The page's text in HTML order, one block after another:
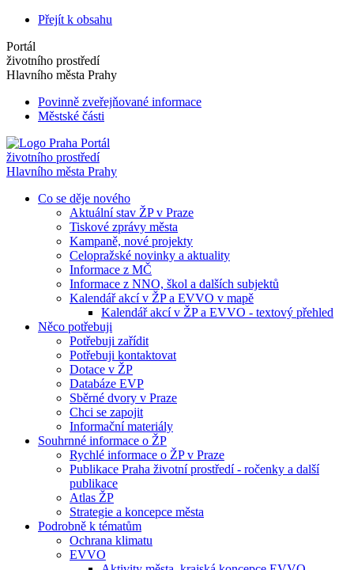
Přejít k obsahu
Portál
životního prostředí
Hlavního města Prahy
Povinně zveřejňované informace
Městské části
Portál
životního prostředí
Hlavního města Prahy
Co se děje nového
Aktuální stav ŽP v Praze
Tiskové zprávy města
Kampaně, nové projekty
Celopražské novinky a aktuality
Informace z MČ
Informace z NNO, škol a dalších subjektů
Kalendář akcí v ŽP a EVVO v mapě
Kalendář akcí v ŽP a EVVO - textový přehled
Něco potřebuji
Potřebuji zařídit
Potřebuji kontaktovat
Dotace v ŽP
Databáze EVP
Sběrné dvory v Praze
Chci se zapojit
Informační materiály
Souhrnné informace o ŽP
Rychlé informace o ŽP v Praze
Publikace Praha životní prostředí - ročenky a další
publikace
Atlas ŽP
Strategie a koncepce města
Podrobně k tématům
Ochrana klimatu
EVVO